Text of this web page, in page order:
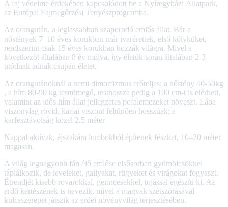
A faj védelme érdekében kapcsolódott be a Nyíregyházi Állatpark,
az Európai Fajmegőrzési Tenyészprogramba.
Az orangután, a leglassabban szaporodó emlős állat. Bár a
nőstények 7–10 éves korukban már ivarérettek, első kölyküket,
rendszerint csak 15 éves korukban hozzák világra. Mivel a
következőt általában 8 év múlva, így életük során általában 2-3
utódnak adnak csupán életet.
Az orangutánoknál a nemi dimorfizmus erőteljes; a nőstény 40-50kg
, a hím 80-90 kg testtömegű, testhossza pedig a 100 cm-t is elérheti,
valamint az idős hím állat jellegzetes pofalemezeket növeszt. Lába
viszonylag rövid, karjai viszont feltűnően hosszúak; a
karfesztávolság közel 2.5 méter
Nappal aktívak, éjszakára lombokból építenek fészket, 10–20 méter
magasan.
A világ legnagyobb fán élő emlőse elsősorban gyümölcsökkel
táplálkozik, de leveleket, gallyakat, rügyeket és virágokat fogyaszt.
Étrendjét kisebb rovarokkal, gerincesekkel, tojással egészíti ki. Az
erdő kertészének is nevezik, mivel a magvak szétszórásával
kulcsszerepet játszik az erdei növényvilág terjesztésében.